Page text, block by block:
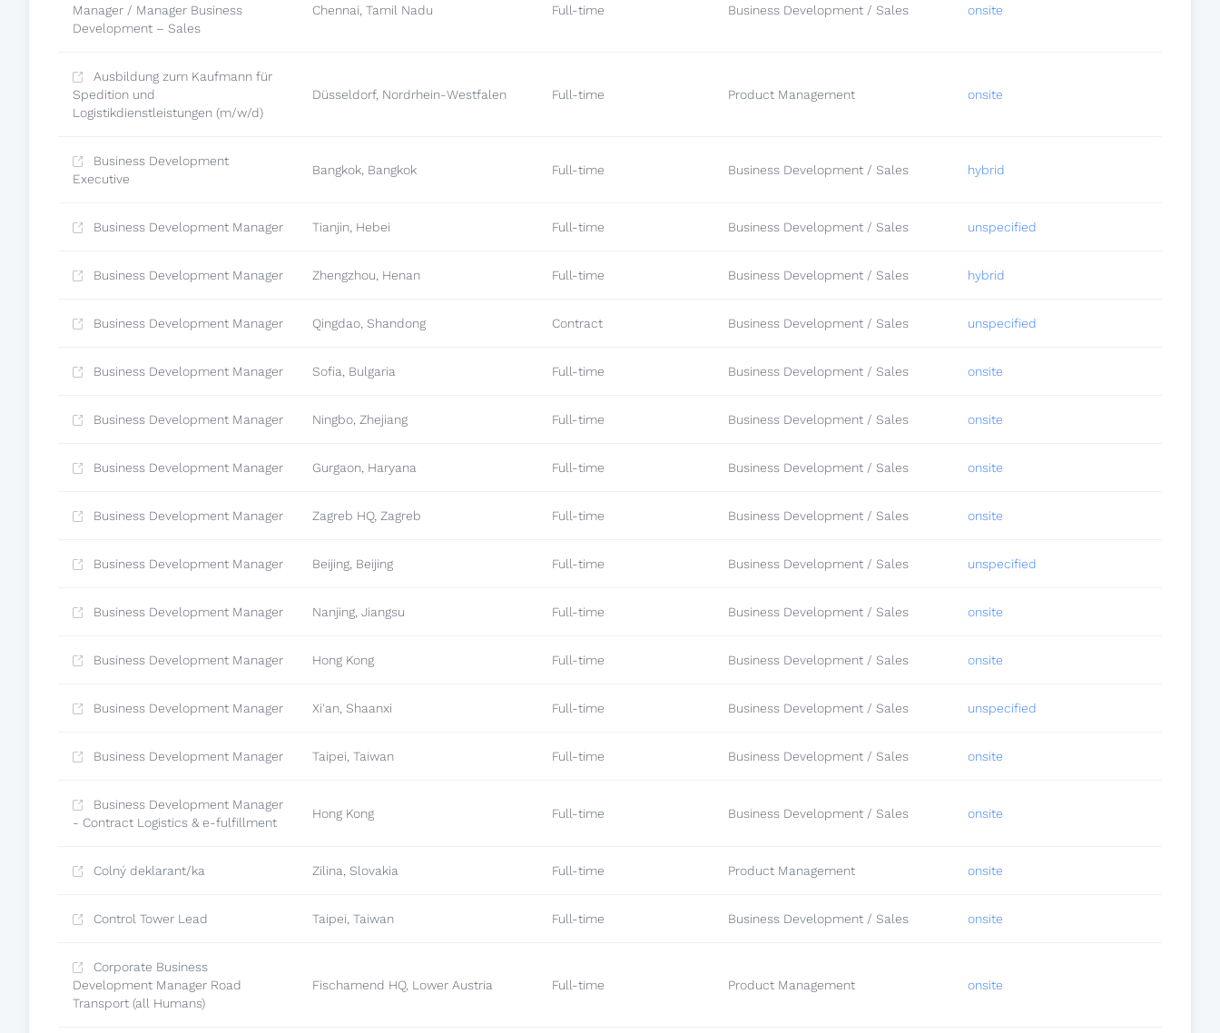
Manager / Manager Business
Development – Sales
Chennai, Tamil Nadu Full-time Business Development / Sales onsite
Ausbildung zum Kaufmann für
Spedition und
Logistikdienstleistungen (m/w/d)
Düsseldorf, Nordrhein-Westfalen Full-time Product Management onsite
Business Development
Executive
Bangkok, Bangkok Full-time Business Development / Sales hybrid
Business Development Manager Tianjin, Hebei Full-time Business Development / Sales unspecified
Business Development Manager Zhengzhou, Henan Full-time Business Development / Sales hybrid
Business Development Manager Qingdao, Shandong Contract Business Development / Sales unspecified
Business Development Manager Sofia, Bulgaria Full-time Business Development / Sales onsite
Business Development Manager Ningbo, Zhejiang Full-time Business Development / Sales onsite
Business Development Manager Gurgaon, Haryana Full-time Business Development / Sales onsite
Business Development Manager Zagreb HQ, Zagreb Full-time Business Development / Sales onsite
Business Development Manager Beijing, Beijing Full-time Business Development / Sales unspecified
Business Development Manager Nanjing, Jiangsu Full-time Business Development / Sales onsite
Business Development Manager Hong Kong Full-time Business Development / Sales onsite
Business Development Manager Xi'an, Shaanxi Full-time Business Development / Sales unspecified
Business Development Manager Taipei, Taiwan Full-time Business Development / Sales onsite
Business Development Manager
- Contract Logistics & e-fulfillment
Hong Kong Full-time Business Development / Sales onsite
Colný deklarant/ka Zilina, Slovakia Full-time Product Management onsite
Control Tower Lead Taipei, Taiwan Full-time Business Development / Sales onsite
Corporate Business
Development Manager Road
Transport (all Humans)
Fischamend HQ, Lower Austria Full-time Product Management onsite